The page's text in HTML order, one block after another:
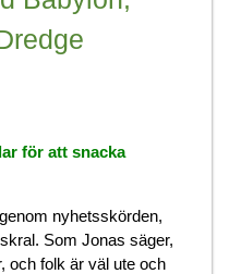
för att snacka
nyhetsskörden,
Som Jonas säger,
och folk är väl ute och